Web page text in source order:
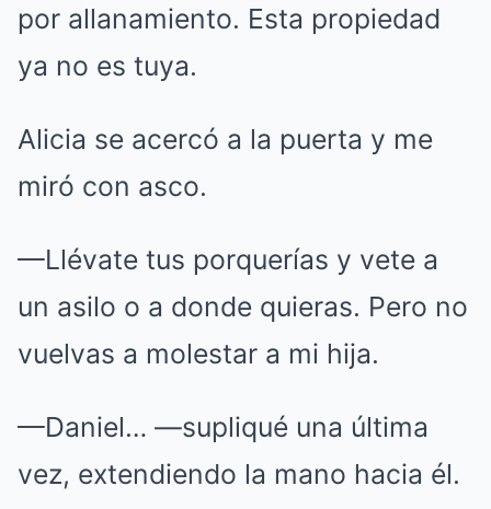
por allanamiento. Esta propiedad
ya no es tuya.
Alicia se acercó a la puerta y me
miró con asco.
—Llévate tus porquerías y vete a
un asilo o a donde quieras. Pero no
vuelvas a molestar a mi hija.
—Daniel… —supliqué una última
vez, extendiendo la mano hacia él.